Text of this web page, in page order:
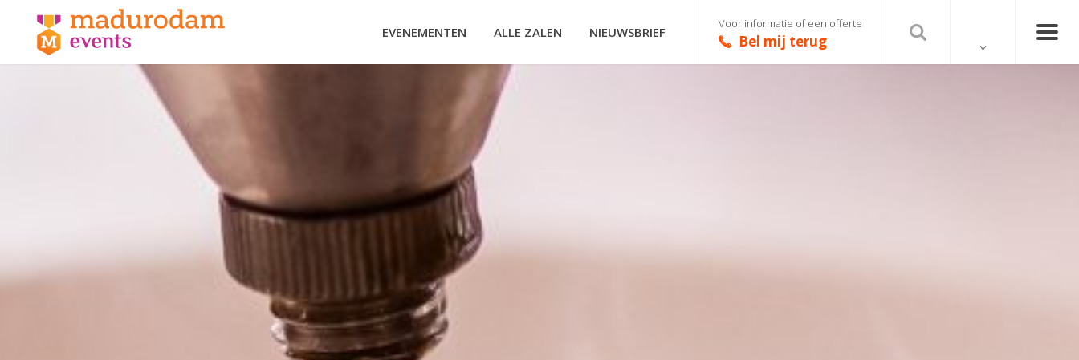
EVENEMENTEN ALLE ZALEN NIEUWSBRIEF
Voor informatie of een offerte
Bel mij terug